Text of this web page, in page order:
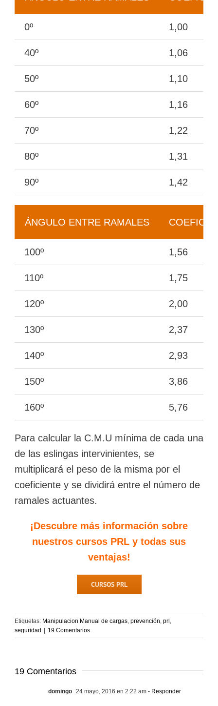
0º 1,00
40º 1,06
50º 1,10
60º 1,16
70º 1,22
80º 1,31
90º 1,42
ÁNGULO ENTRE RAMALES
100º 1,56
110º 1,75
120º 2,00
130º 2,37
140º 2,93
150º 3,86
160º 5,76
Para calcular la C.M.U mínima de cada una
de las eslingas intervinientes, se
multiplicará el peso de la misma por el
coeficiente y se dividirá entre el número de
ramales actuantes.
¡Descubre más información sobre
nuestros cursos PRL y todas sus
ventajas!
CURSOS PRL
Etiquetas: Manipulacion Manual de cargas, prevención, prl ,
seguridad
19 Comentarios
19 Comentarios
domingo 24 mayo, 2016 en 2:22 am - Responder